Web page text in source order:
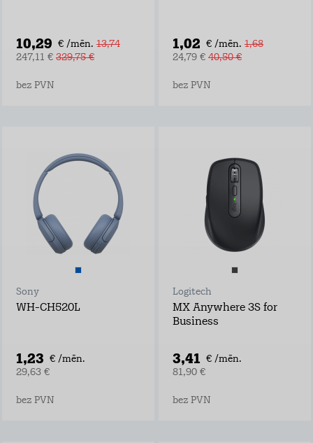
10,29 € /mēn. 13,74
247,11 € 329,75 €
bez PVN
1,02 € /mēn. 1,68
24,79 € 40,50 €
bez PVN
Sony
WH-CH520L
1,23 € /mēn.
29,63 €
bez PVN
Logitech
MX Anywhere 3S for
Business
3,41 € /mēn.
81,90 €
bez PVN